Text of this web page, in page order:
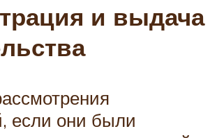
и выдача
если они были